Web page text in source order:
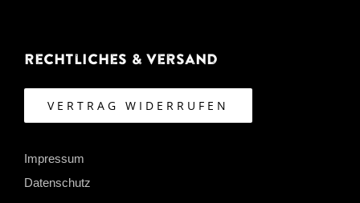
Rechtliches & Versand
VERTRAG WIDERRUFEN
Impressum
Datenschutz